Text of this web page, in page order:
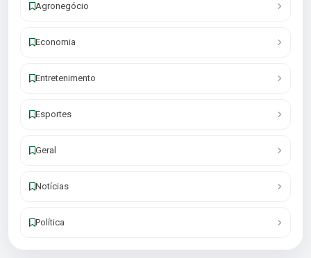
Agronegócio
Economia
Entretenimento
Esportes
Geral
Notícias
Política